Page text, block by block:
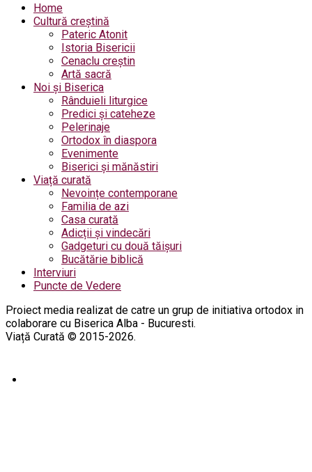
Home
Cultură creștină
Pateric Atonit
Istoria Bisericii
Cenaclu creștin
Artă sacră
Noi și Biserica
Rânduieli liturgice
Predici și cateheze
Pelerinaje
Ortodox în diaspora
Evenimente
Biserici și mănăstiri
Viață curată
Nevoințe contemporane
Familia de azi
Casa curată
Adicții și vindecări
Gadgeturi cu două tăișuri
Bucătărie biblică
Interviuri
Puncte de Vedere
Proiect media realizat de catre un grup de initiativa ortodox in
colaborare cu Biserica Alba - Bucuresti.
Viață Curată © 2015-2026.